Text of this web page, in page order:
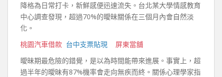
降格為日常打卡，新鮮感便迅速流失。台北某大學情感教育
中心調查發現，超過70%的曖昧關係在三個月內會自然淡
化。
桃園汽車借款 台中支票貼現
屏東當舖
曖昧期最危險的錯覺，是以為時間能帶來進展。事實上，超
過半年的曖昧有87%機率會走向無疾而終。關係心理學家指